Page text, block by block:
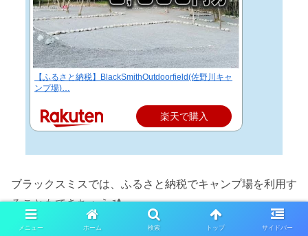
【ふるさと納税】BlackSmithOutdoorfield(佐野川キャ
ンプ場)…
楽天で購入
ブラックスミスでは、ふるさと納税でキャンプ場を利用す
ることもできちゃう🏕
メニュー ホーム 検索 トップ サイドバー